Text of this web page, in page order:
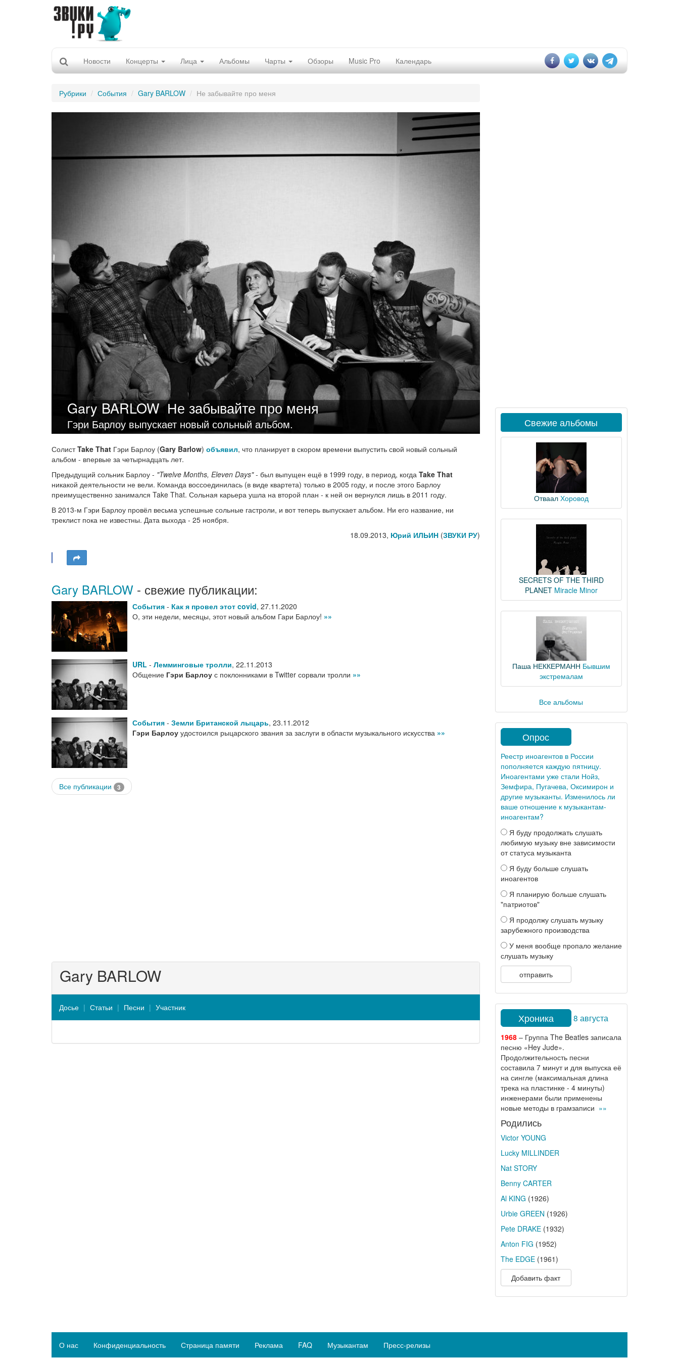
Новости Концерты Лица Альбомы Чарты Обзоры Music Pro Календарь
Рубрики События Gary BARLOW Не забывайте про меня
Gary BARLOW Не забывайте про меня
Гэри Барлоу выпускает новый сольный альбом.
СолистTake That Гэри Барлоу (Gary Barlow) объявил, что планирует в скором времени выпустить свой новый сольный
альбом - впервые за четырнадцать лет.
Предыдущий сольник Барлоу - "Twelve Months, Eleven Days"- был выпущен ещё в 1999 году, в период, когда Take That
никакой деятельности не вели. Команда воссоединилась (в виде квартета) только в 2005 году, и после этого Барлоу
преимущественно занимался Take That. Сольная карьера ушла на второй план - к ней он вернулся лишь в 2011 году.
В 2013-м Гэри Барлоу провёл весьма успешные сольные гастроли, и вот теперь выпускает альбом. Ни его название, ни
треклист пока не известны. Дата выхода - 25 ноября.
18.09.2013, Юрий ИЛЬИН(ЗВУКИ РУ)
Gary BARLOW - свежие публикации:
События - Как я провел этот covid, 27.11.2020
О, эти недели, месяцы, этот новый альбом Гари Барлоу! »»
URL - Лемминговые тролли, 22.11.2013
Общение Гэри Барлоу с поклонниками в Twitter сорвали тролли »»
События - Земли Британской лыцарь, 23.11.2012
Гэри Барлоу удостоился рыцарского звания за заслуги в области музыкального искусства »»
Все публикации 3
Gary BARLOW
Досье Статьи Песни Участник
Свежие альбомы
Отваал Хоровод
SECRETS OF THE THIRD
PLANET Miracle Minor
Паша НЕККЕРМАНН Бывшим
экстремалам
Все альбомы
Опрос
Реестр иноагентов в России
пополняется каждую пятницу.
Иноагентами уже стали Нойз,
Земфира, Пугачева, Оксимирон и
другие музыканты. Изменилось ли
ваше отношение к музыкантам-
иноагентам?
Я буду продолжать слушать
любимую музыку вне зависимости
от статуса музыканта
Я буду больше слушать
иноагентов
Я планирую больше слушать
"патриотов"
Я продолжу слушать музыку
зарубежного производства
У меня вообще пропало желание
слушать музыку
отправить
Хроника 8 августа
1968– Группа The Beatles записала
песню «Hey Jude».
Продолжительность песни
составила 7 минут и для выпуска её
на сингле (максимальная длина
трека на пластинке - 4 минуты)
инженерами были применены
новые методы в грамзаписи »»
Родились
Victor YOUNG
Lucky MILLINDER
Nat STORY
Benny CARTER
Al KING (1926)
Urbie GREEN (1926)
Pete DRAKE(1932)
Anton FIG (1952)
The EDGE(1961)
Добавить факт
О нас Конфиденциальность Страница памяти Реклама FAQ Музыкантам Пресс-релизы